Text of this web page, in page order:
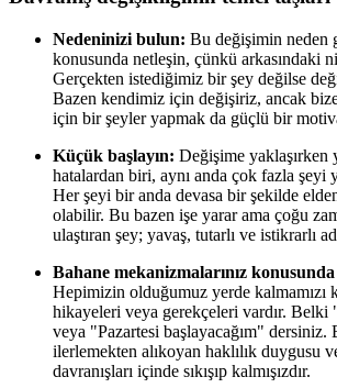
Nedeninizi bulun: Bu değişimin neden
konusunda netleşin, çünkü arkasındaki
Gerçekten istediğimiz bir şey değilse
Bazen kendimiz için değişiriz, ancak
için bir şeyler yapmak da güçlü bir
Küçük başlayın: Değişime yaklaşırken
hatalardan biri, aynı anda çok fazla şeyi
Her şeyi bir anda devasa bir şekilde
olabilir. Bu bazen işe yarar ama çoğu
ulaştıran şey; yavaş, tutarlı ve istikrarlı
Bahane mekanizmalarınız
Hepimizin olduğumuz yerde kalmamızı
hikayeleri veya gerekçeleri vardır. Belki
veya "Pazartesi başlayacağım" dersiniz.
ilerlemekten alıkoyan haklılık duygusu
davranışları içinde sıkışıp kalmışızdır.